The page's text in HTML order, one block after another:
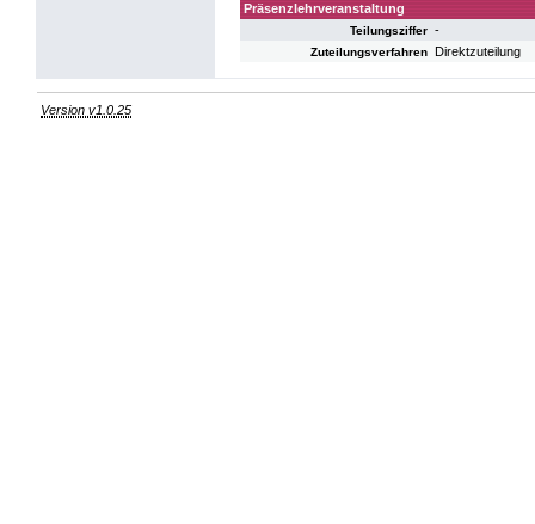
Präsenzlehrveranstaltung
Teilungsziffer -
Zuteilungsverfahren Direktzuteilung
Version v1.0.25